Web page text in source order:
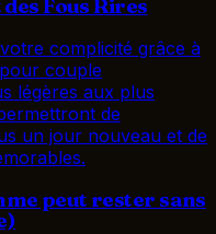
Fous Rires
complicité grâce à
couple
légères aux plus
de
un jour nouveau et de
peut rester sans